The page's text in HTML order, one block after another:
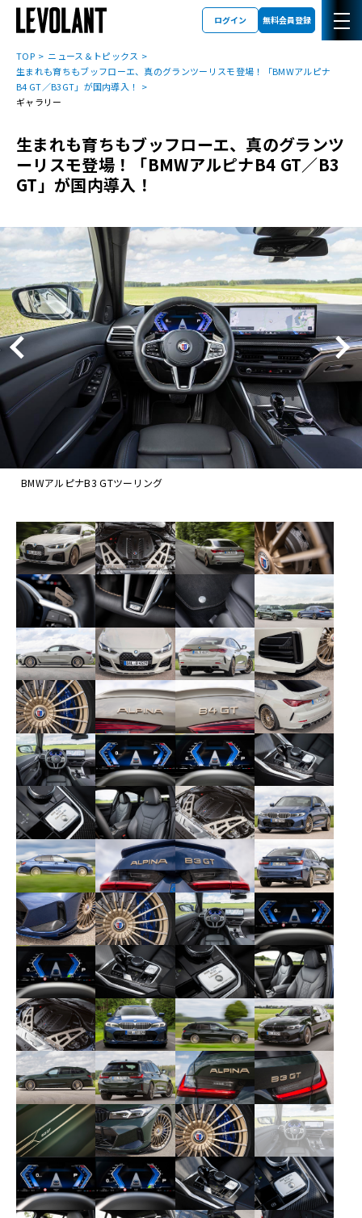
ログイン 無料会員登録
TOP
ニュース＆トピックス
生まれも育ちもブッフローエ、真のグランツーリスモ登場！「BMWアルピナ
B4 GT／B3GT」が国内導入！
ギャラリー
生まれも育ちもブッフローエ、真のグランツ
ーリスモ登場！「BMWアルピナB4 GT／B3
GT」が国内導入！
BMWアルピナB3 GTツーリング